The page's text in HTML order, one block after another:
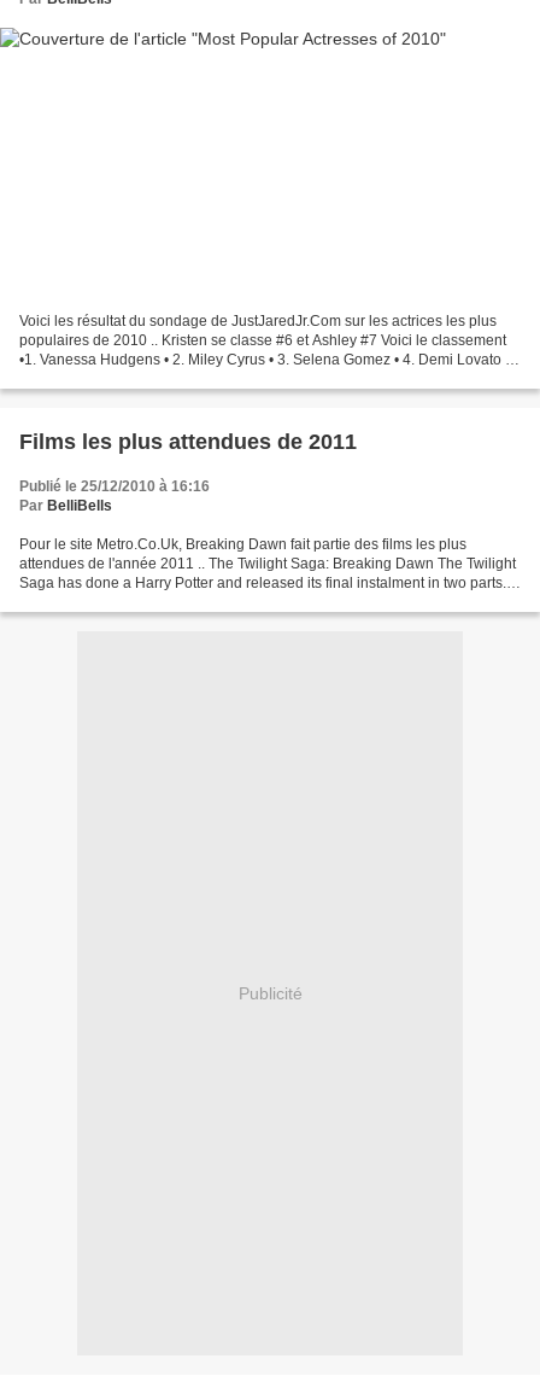
Voici les résultat du sondage de JustJaredJr.Com sur les actrices les plus
populaires de 2010 .. Kristen se classe #6 et Ashley #7 Voici le classement
•1. Vanessa Hudgens • 2. Miley Cyrus • 3. Selena Gomez • 4. Demi Lovato •
Films les plus attendues de 2011
Publié le 25/12/2010 à 16:16
Par BelliBells
Pour le site Metro.Co.Uk, Breaking Dawn fait partie des films les plus
attendues de l'année 2011 .. The Twilight Saga: Breaking Dawn The Twilight
Saga has done a Harry Potter and released its final instalment in two parts.
Publicité